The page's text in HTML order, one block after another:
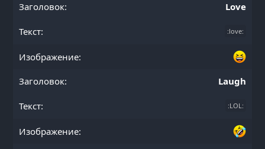
Love
:love:
Laugh
:LOL: